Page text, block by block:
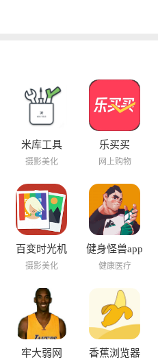
米库工具
摄影美化
乐买买
网上购物
百变时光机
摄影美化
健身怪兽app
健康医疗
牢大弱网 香蕉浏览器